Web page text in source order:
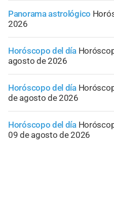
Panorama astrológico
2026
Horóscopo del día
agosto de 2026
Horóscopo del día
de agosto de 2026
Horóscopo del día
09 de agosto de 2026